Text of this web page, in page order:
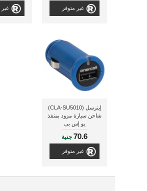
غير متوفر غير
إينرسل (CLA-SU5010)
شاحن سيارة مزود بمنفذ
يو إس بى
70.6جنية
غير متوفر